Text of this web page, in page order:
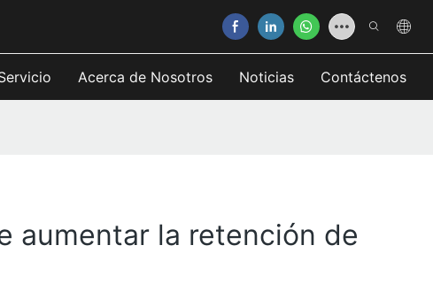
Acerca de Nosotros Noticias Contáctenos
aumentar la retención de